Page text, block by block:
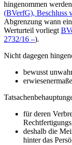
hingenommen
(BVerfG), Beschluss
Abgrenzung wann
Werturteil vorliegt
2732/16 –).
Nicht dagegen
bewusst
für deren
deshalb die
hinter das